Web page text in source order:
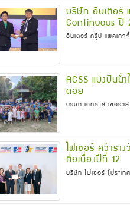
บริษัท อินเตอร์
Continuous ปี
อินเตอร์ กรุ๊ป แพคเกจ
ACSS แบ่งปันน้
ดอย
บริษัท เอคลาส เซอร์
ไฟเซอร์ คว้าร
ต่อเนื่องปีที่ 12
บริษัท ไฟเซอร์ (ประเ